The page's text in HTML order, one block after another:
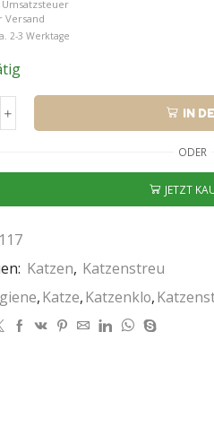
Umsatzsteuer
Versand
2-3 Werktage
IN
ODER
JETZT
Katzen, Katzenstreu
,Katze,Katzenklo,